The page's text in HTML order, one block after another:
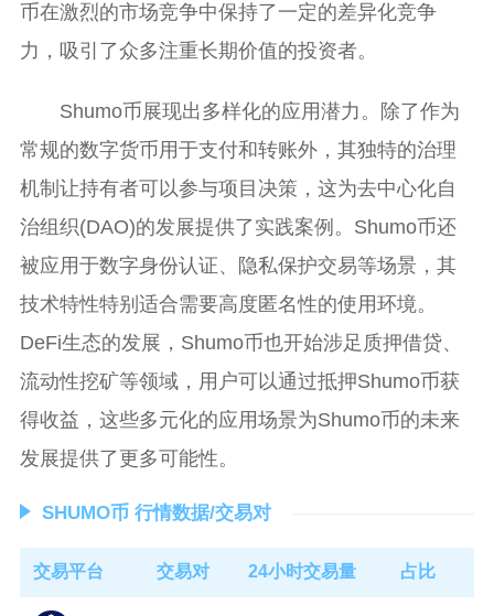
币在激烈的市场竞争中保持了一定的差异化竞争
力，吸引了众多注重长期价值的投资者。
Shumo币展现出多样化的应用潜力。除了作为
常规的数字货币用于支付和转账外，其独特的治理
机制让持有者可以参与项目决策，这为去中心化自
治组织(DAO)的发展提供了实践案例。Shumo币还
被应用于数字身份认证、隐私保护交易等场景，其
技术特性特别适合需要高度匿名性的使用环境。
DeFi生态的发展，Shumo币也开始涉足质押借贷、
流动性挖矿等领域，用户可以通过抵押Shumo币获
得收益，这些多元化的应用场景为Shumo币的未来
发展提供了更多可能性。
SHUMO币 行情数据/交易对
交易平台 交易对 24小时交易量 占比